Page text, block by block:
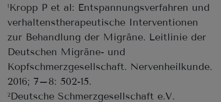
1 Kropp P et al: Entspannungsverfahren und
verhaltenstherapeutische Interventionen
zur Behandlung der Migräne. Leitlinie der
Deutschen Migräne- und
Kopfschmerzgesellschaft. Nervenheilkunde.
2016; 7–8: 502-15.
2Deutsche Schmerzgesellschaft e.V.